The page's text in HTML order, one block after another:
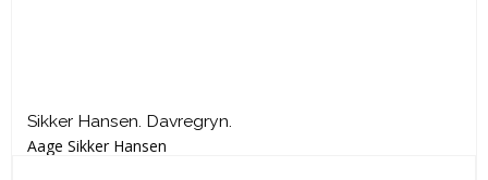
Sikker Hansen. Davregryn.
Aage Sikker Hansen